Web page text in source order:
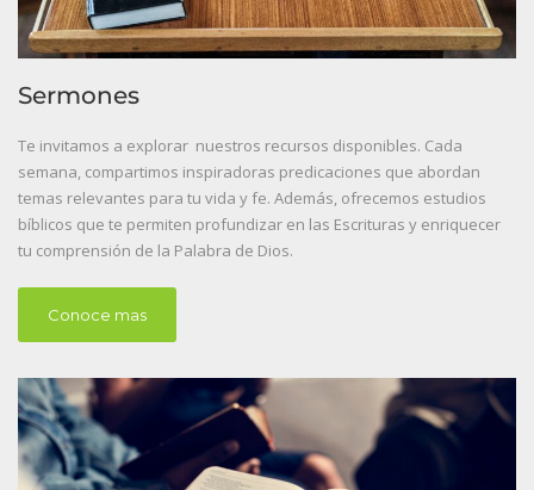
Sermones
Te invitamos a explorar nuestros recursos disponibles. Cada
semana, compartimos inspiradoras predicaciones que abordan
temas relevantes para tu vida y fe. Además, ofrecemos estudios
bíblicos que te permiten profundizar en las Escrituras y enriquecer
tu comprensión de la Palabra de Dios.
Conoce mas